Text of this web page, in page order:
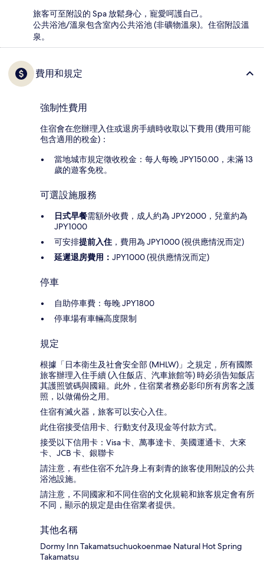
旅客可至附設的 Spa 放鬆身心，寵愛呵護自己。
公共浴池/溫泉包含室內公共浴池 (非礦物溫泉)。住宿附設溫
泉。
費用和規定
強制性費用
住宿會在您辦理入住或退房手續時收取以下費用 (費用可能
包含適用的稅金)：
當地城市規定徵收稅金：每人每晚 JPY150.00，未滿 13
歲的遊客免稅。
可選設施服務
日式早餐需額外收費，成人約為 JPY2000，兒童約為
JPY1000
可安排提前入住 ，費用為 JPY1000 (視供應情況而定)
延遲退房費用： JPY1000 (視供應情況而定)
停車
自助停車費：每晚 JPY1800
停車場有車輛高度限制
規定
根據「日本衛生及社會安全部 (MHLW)」之規定，所有國際
旅客辦理入住手續 (入住飯店、汽車旅館等) 時必須告知飯店
其護照號碼與國籍。此外，住宿業者務必影印所有房客之護
照，以做備份之用。
住宿有滅火器，旅客可以安心入住。
此住宿接受信用卡、行動支付及現金等付款方式。
接受以下信用卡：Visa 卡、萬事達卡、美國運通卡、大來
卡、JCB 卡、銀聯卡
請注意，有些住宿不允許身上有刺青的旅客使用附設的公共
浴池設施。
請注意，不同國家和不同住宿的文化規範和旅客規定會有所
不同，顯示的規定是由住宿業者提供。
其他名稱
Dormy Inn Takamatsuchuokoenmae Natural Hot Spring
Takamatsu